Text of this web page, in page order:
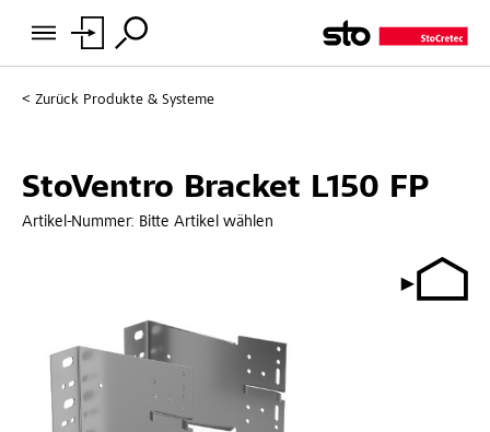
Zurück Produkte & Systeme
StoVentro Bracket L150 FP
Artikel-Nummer: Bitte Artikel wählen